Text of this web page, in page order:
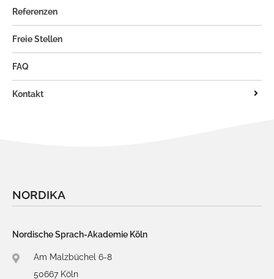
NORDIKA
Nordische Sprach-Akademie Köln
Am Malzbüchel 6-8
50667 Köln
Referenzen
Freie Stellen
FAQ
Kontakt